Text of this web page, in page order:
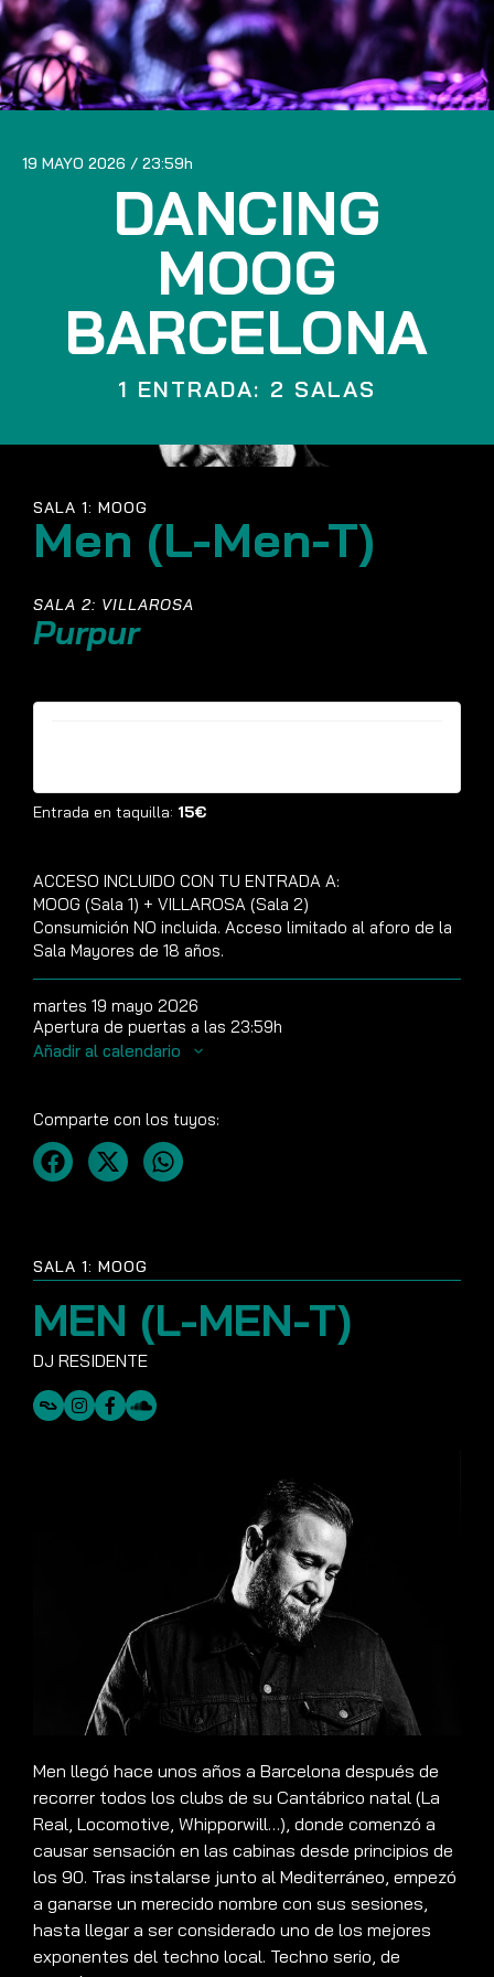
19 MAYO 2026 23:59
DANCING
MOOG
BARCELONA
1 ENTRADA: 2 SALAS
SALA 1: MOOG
MEN (L-MEN-T)
Men llegó hace unos años a Barcelona después de
recorrer todos los clubs de su Cantábrico natal (La
Real, Locomotive, Whipporwill…), donde comenzó a
causar sensación en las cabinas desde principios de
los 90. Tras instalarse junto al Mediterráneo, empezó
a ganarse un merecido nombre con sus sesiones,
hasta llegar a ser considerado uno de los mejores
exponentes del techno local. Techno serio, de
SALA 1: MOOG
Men (L-Men-T)
SALA 2: VILLAROSA
Purpur
Entrada en taquilla: 15€
ACCESO INCLUIDO CON TU ENTRADA A:
MOOG (Sala 1) + VILLAROSA (Sala 2)
Consumición NO incluida. Acceso limitado al aforo de la
Sala Mayores de 18 años.
martes 19 mayo 2026
Apertura de puertas a las 23:59h
Añadir al calendario
Comparte con los tuyos: